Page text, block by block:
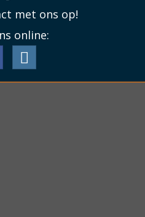
met ons op!
online: